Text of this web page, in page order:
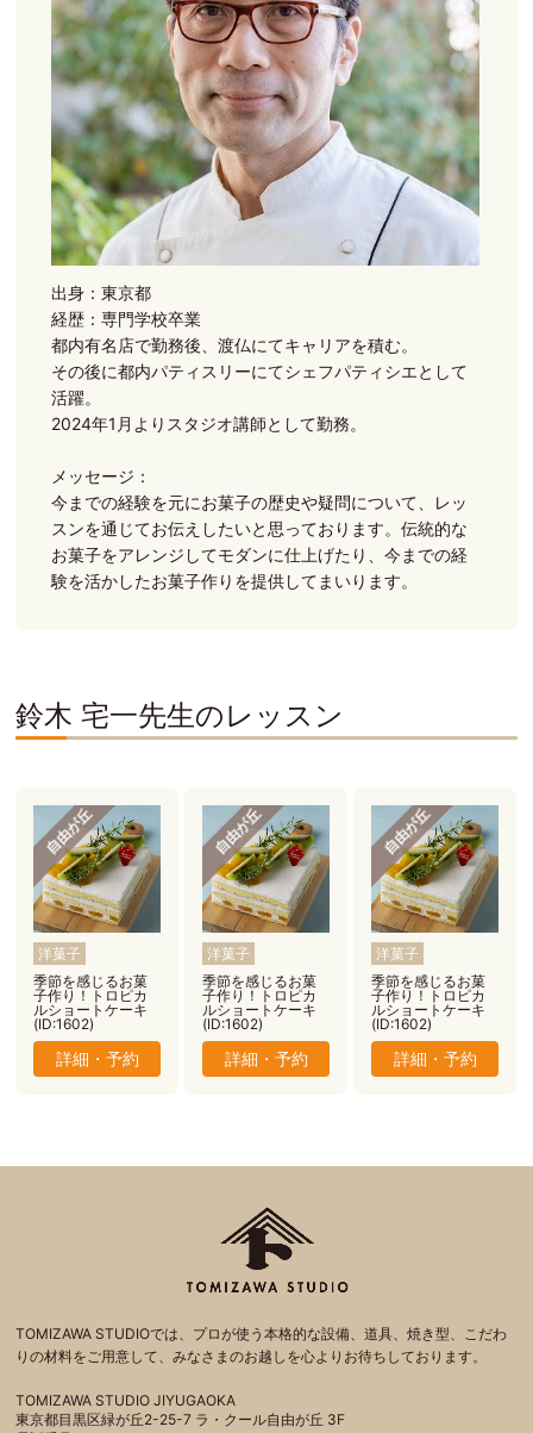
出身：東京都
経歴：専門学校卒業
都内有名店で勤務後、渡仏にてキャリアを積む。
その後に都内パティスリーにてシェフパティシエとして
活躍。
2024年1月よりスタジオ講師として勤務。
メッセージ：
今までの経験を元にお菓子の歴史や疑問について、レッ
スンを通じてお伝えしたいと思っております。伝統的な
お菓子をアレンジしてモダンに仕上げたり、今までの経
験を活かしたお菓子作りを提供してまいります。
鈴木 宅一先生のレッスン
自由が丘
洋菓子
季節を感じるお菓
子作り！トロピカ
ルショートケーキ
(ID:1602)
詳細・予約
自由が丘
洋菓子
季節を感じるお菓
子作り！トロピカ
ルショートケーキ
(ID:1602)
詳細・予約
自由が丘
洋菓子
季節を感じるお菓
子作り！トロピカ
ルショートケーキ
(ID:1602)
詳細・予約
TOMIZAWA STUDIOでは、プロが使う本格的な設備、道具、焼き型、こだわ
りの材料をご用意して、みなさまのお越しを心よりお待ちしております。
TOMIZAWA STUDIO JIYUGAOKA
東京都目黒区緑が丘2-25-7 ラ・クール自由が丘 3F